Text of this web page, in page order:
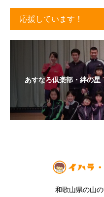
応援しています！
あすなろ倶楽部・絆の星
和歌山県の山